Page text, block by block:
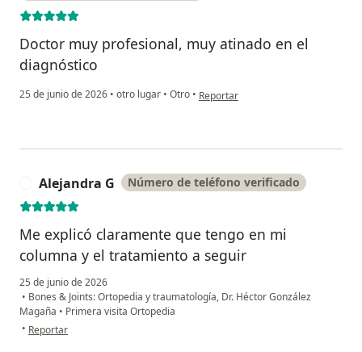
Doctor muy profesional, muy atinado en el
diagnóstico
25 de junio de 2026 • otro lugar • Otro • en opinión del usuario Francisco
Reportar
Alejandra G Número de teléfono verificado
Me explicó claramente que tengo en mi
columna y el tratamiento a seguir
25 de junio de 2026
• Bones & Joints: Ortopedia y traumatología, Dr. Héctor González
Magaña • Primera visita Ortopedia
• en opinión del usuario Alejandra G
Reportar